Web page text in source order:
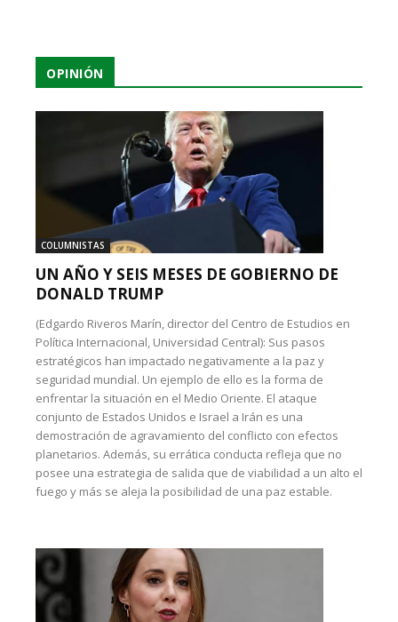
OPINIÓN
COLUMNISTAS
UN AÑO Y SEIS MESES DE GOBIERNO DE
DONALD TRUMP
(Edgardo Riveros Marín, director del Centro de Estudios en
Política Internacional, Universidad Central): Sus pasos
estratégicos han impactado negativamente a la paz y
seguridad mundial. Un ejemplo de ello es la forma de
enfrentar la situación en el Medio Oriente. El ataque
conjunto de Estados Unidos e Israel a Irán es una
demostración de agravamiento del conflicto con efectos
planetarios. Además, su errática conducta refleja que no
posee una estrategia de salida que de viabilidad a un alto el
fuego y más se aleja la posibilidad de una paz estable.